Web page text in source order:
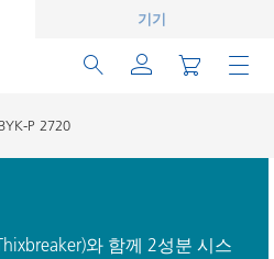
기기
BYK-P 2720
와 함께 2성분 시스